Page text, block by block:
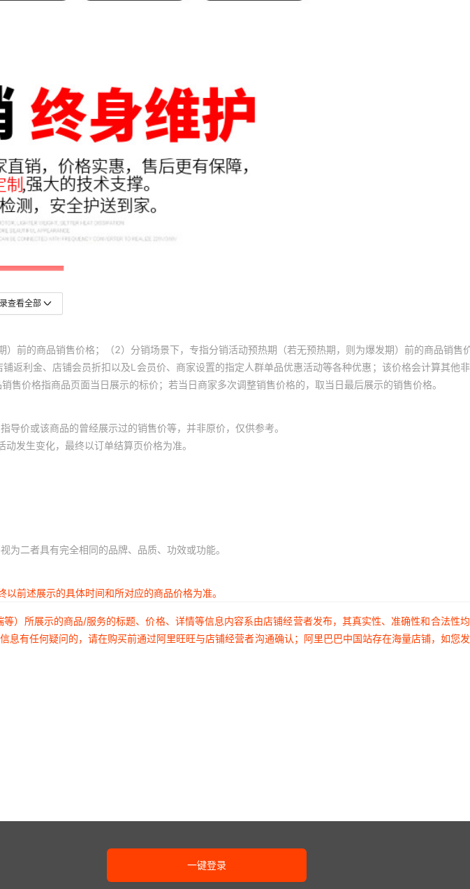
查看全部
前的商品销售价格；（2）分销场景下，专指分销活动预热期（若无预热期，则为爆发期）前的商品销售
利金、店铺会员折扣以及L会员价、商家设置的指定人群单品优惠活动等各种优惠；该价格会计算其他
价格指商品页面当日展示的标价；若当日商家多次调整销售价格的，取当日最后展示的销售价格。
价或该商品的曾经展示过的销售价等，并非原价，仅供参考。
发生变化，最终以订单结算页价格为准。
二者具有完全相同的品牌、品质、功效或功能。
前述展示的具体时间和所对应的商品价格为准。
）所展示的商品/服务的标题、价格、详情等信息内容系由店铺经营者发布，其真实性、准确性和合法性
有任何疑问的，请在购买前通过阿里旺旺与店铺经营者沟通确认；阿里巴巴中国站存在海量店铺，如您
一键登录